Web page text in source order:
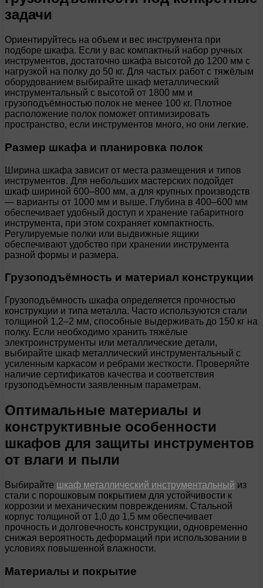
задачи
Ориентируйтесь на объем и вес инструмента при
подборе шкафа. Если у вас компактный набор ручных
инструментов, достаточно шкафа высотой до 1200 мм с
нагрузкой на полку до 50 кг. Для частых работ с тяжёлым
оборудованием выбирайте шкаф металлический
инструментальный с высотой от 1800 мм и
грузоподъёмностью полок не менее 100 кг. Плотное
расположение полок поможет оптимизировать
пространство, если инструментов много, но они легкие.
Размер шкафа и планировка полок
Ширина шкафа зависит от места размещения и типов
инструментов. Для небольших мастерских подойдет
шкаф шириной 600–800 мм, а для крупных производств
— варианты от 1000 мм и выше. Глубина в 400–600 мм
обеспечивает удобный доступ и хранение габаритного
инструмента, при этом сохраняет компактность.
Регулируемые полки или выдвижные ящики
обеспечивают удобство при хранении инструмента
разной формы и размера.
Грузоподъёмность и материал конструкции
Грузоподъёмность шкафа определяется прочностью
конструкции и типа металла. Часто используются стали
толщиной 1,2–2 мм, способные выдерживать до 150 кг на
полку. Если необходимо хранить тяжёлые
электроинструменты или металлические детали,
выбирайте шкаф металлический инструментальный с
усиленным каркасом и ребрами жесткости. Проверяйте
наличие сертификатов качества и соответствия
грузоподъёмности заявленным параметрам.
Оптимальные материалы и
конструктивные особенности
шкафов для защиты инструментов
от влаги и пыли
Выбирайте шкаф металлический инструментальный из
стали с порошковым покрытием для устойчивости к
коррозии и механическим повреждениям. Стальной
корпус толщиной от 1,0 до 1,5 мм обеспечивает
прочность и долговечность конструкции, одновременно
снижая вероятность деформаций при использовании в
условиях повышенной влажности.
Материалы и покрытие